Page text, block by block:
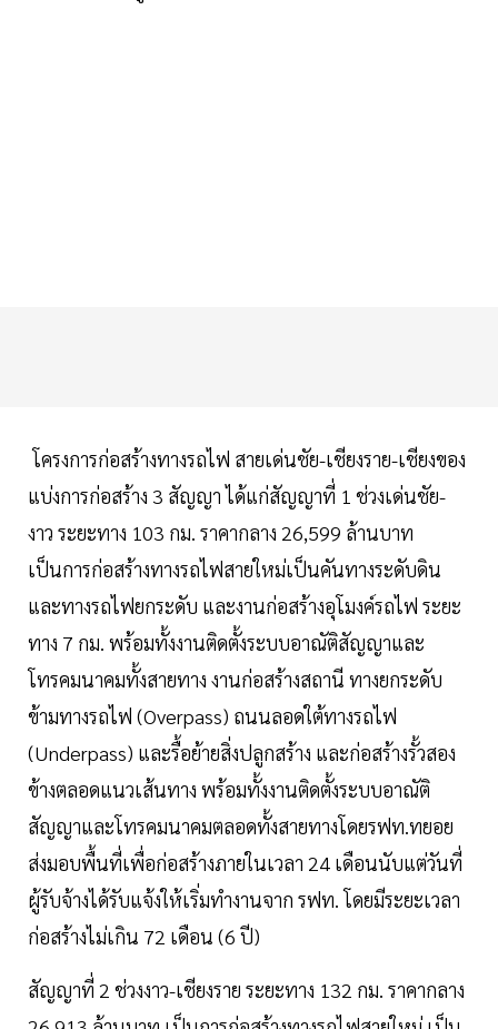
โครงการก่อสร้างทางรถไฟ สายเด่นชัย-เชียงราย-เชียงของ
แบ่งการก่อสร้าง 3 สัญญา ได้แก่สัญญาที่ 1 ช่วงเด่นชัย-
งาว ระยะทาง 103 กม. ราคากลาง 26,599 ล้านบาท
เป็นการก่อสร้างทางรถไฟสายใหม่เป็นคันทางระดับดิน
และทางรถไฟยกระดับ และงานก่อสร้างอุโมงค์รถไฟ ระยะ
ทาง 7 กม. พร้อมทั้งงานติดตั้งระบบอาณัติสัญญาและ
โทรคมนาคมทั้งสายทาง งานก่อสร้างสถานี ทางยกระดับ
ข้ามทางรถไฟ (Overpass) ถนนลอดใต้ทางรถไฟ
(Underpass) และรื้อย้ายสิ่งปลูกสร้าง และก่อสร้างรั้วสอง
ข้างตลอดแนวเส้นทาง พร้อมทั้งงานติดตั้งระบบอาณัติ
สัญญาและโทรคมนาคมตลอดทั้งสายทางโดยรฟท.ทยอย
ส่งมอบพื้นที่เพื่อก่อสร้างภายในเวลา 24 เดือนนับแต่วันที่
ผู้รับจ้างได้รับแจ้งให้เริ่มทำงานจาก รฟท. โดยมีระยะเวลา
ก่อสร้างไม่เกิน 72 เดือน (6 ปี)
สัญญาที่ 2 ช่วงงาว-เชียงราย ระยะทาง 132 กม. ราคากลาง